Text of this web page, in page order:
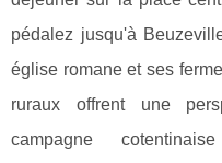
pédalez jusqu'à
église romane et ses
ruraux offrent une
campagne